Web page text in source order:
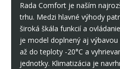
Rada Comfort je naším
trhu. Medzi hlavné výhody
široká škála funkcií a
je model doplnený aj
až do teploty -20°C a
jednotky. Klimatizácia je